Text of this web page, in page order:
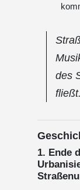
des
fließt.
1. Ende